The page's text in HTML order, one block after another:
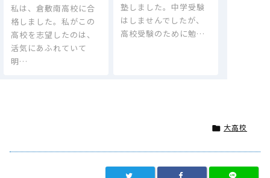
私は、倉敷南高校に合
格しました。私がこの
高校を志望したのは、
活気にあふれていて
明…
塾しました。中学受験
はしませんでしたが、
高校受験のために勉…
 大高校